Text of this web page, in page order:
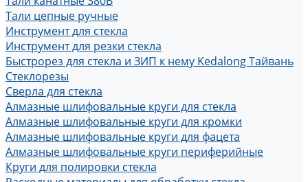
Тали цепные ручные
Инструмент для стекла
Инструмент для резки стекла
Быстрорез для стекла и ЗИП к нему Kedalong Тайвань
Стеклорезы
Сверла для стекла
Алмазные шлифовальные круги для стекла
Алмазные шлифовальные круги для кромки
Алмазные шлифовальные круги для фацета
Алмазные шлифовальные круги периферийные
Круги для полировки стекла